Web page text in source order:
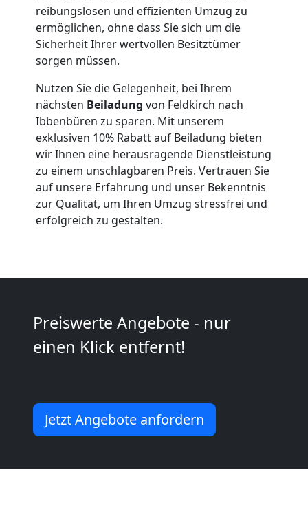
reibungslosen und effizienten Umzug zu
ermöglichen, ohne dass Sie sich um die
Sicherheit Ihrer wertvollen Besitztümer
sorgen müssen.
Nutzen Sie die Gelegenheit, bei Ihrem
nächsten Beiladung von Feldkirch nach
Ibbenbüren zu sparen. Mit unserem
exklusiven 10% Rabatt auf Beiladung bieten
wir Ihnen eine herausragende Dienstleistung
zu einem unschlagbaren Preis. Vertrauen Sie
auf unsere Erfahrung und unser Bekenntnis
zur Qualität, um Ihren Umzug stressfrei und
erfolgreich zu gestalten.
Preiswerte Angebote - nur
einen Klick entfernt!
Jetzt Angebote anfordern
Feldkirch
Vereinsumzug
Feldkirch
Anfrage
Möbeltransport
National
Möbeltransport
International
National